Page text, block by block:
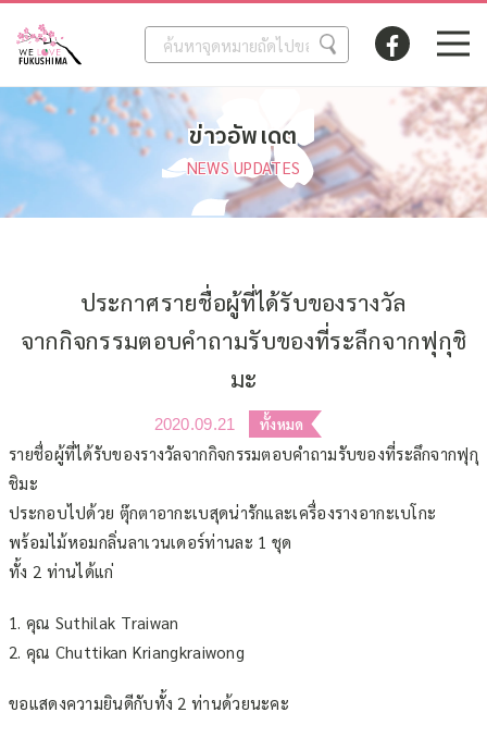
ข่าวอัพเดต
NEWS UPDATES
ประกาศรายชื่อผู้ที่ได้รับของรางวัล
จากกิจกรรมตอบคำถามรับของที่ระลึกจากฟุกุชิ
มะ
2020.09.21 ทั้งหมด
รายชื่อผู้ที่ได้รับของรางวัลจากกิจกรรมตอบคำถามรับของที่ระลึกจากฟุกุ
ชิมะ
ประกอบไปด้วย ตุ๊กตาอากะเบสุดน่ารักและเครื่องรางอากะเบโกะ
พร้อมไม้หอมกลิ่นลาเวนเดอร์ท่านละ 1 ชุด
ทั้ง 2 ท่านได้แก่
1. คุณ Suthilak Traiwan
2. คุณ Chuttikan Kriangkraiwong
ขอแสดงความยินดีกับทั้ง 2 ท่านด้วยนะคะ